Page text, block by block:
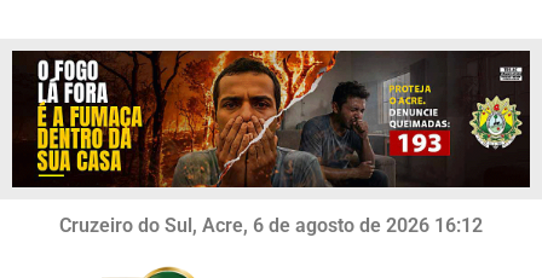
Cruzeiro do Sul, Acre, 6 de agosto de 2026 16:12